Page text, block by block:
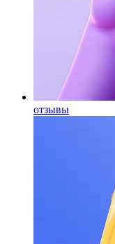
отзывы